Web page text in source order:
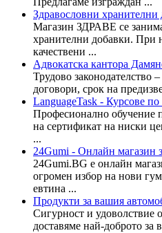
Здравословни хранителни
Магазин ЗДРАВЕ се
хранителни добавки. При
качествени ...
Адвокатска кантора
Трудово законодателство
договори, срок на
LanguageTask - Курсове
Професионално обучение
на сертификат на ниски
...
24Gumi - Онлайн магазин
24Gumi.BG е онлайн
огромен избор на нови
евтина ...
Продукти за вашия
Сигурност и удоволствие
доставяме най-доброто